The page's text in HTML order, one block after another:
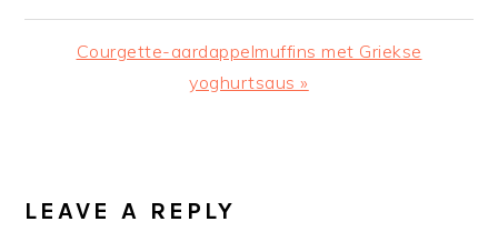
Post:
Next
Courgette-aardappelmuffins met Griekse
yoghurtsaus »
INTERACTIONS
LEAVE A REPLY